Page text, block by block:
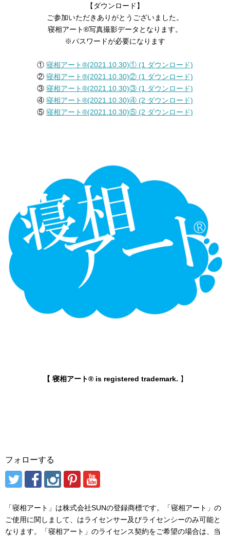
【ダウンロード】
ご参加いただきありがとうございました。
寝相アート®︎写真撮影データとなります。
※パスワードが必要になります
① 寝相アート®︎(2021.10.30)① (1 ダウンロード)
② 寝相アート®︎(2021.10.30)② (1 ダウンロード)
③ 寝相アート®︎(2021.10.30)③ (1 ダウンロード)
④ 寝相アート®︎(2021.10.30)④ (2 ダウンロード)
⑤ 寝相アート®︎(2021.10.30)⑤ (2 ダウンロード)
【 寝相アート® is registered trademark. 】
フォローする
「寝相アート」は株式会社SUNの登録商標です。「寝相アート」の
ご使用に関しまして、はライセンサー及びライセンシーのみ可能と
なります。「寝相アート」のライセンス契約をご希望の場合は、当